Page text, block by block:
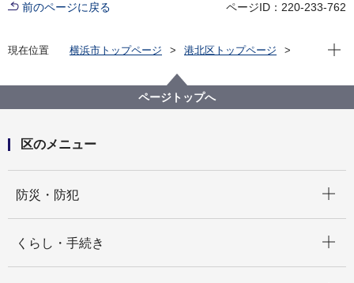
前のページに戻る ページID：220-233-762
現在位置 横浜市トップページ
港北区トップページ
港北区ミズキーのおへや(デザインのダウンロード)
現在
ページトップへ
区のメニュー
防災・防犯
くらし・手続き